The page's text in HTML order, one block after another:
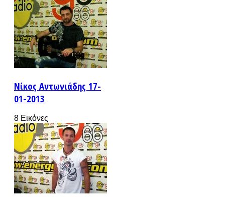
Νίκος Αντωνιάδης 17-
01-2013
8 Εικόνες